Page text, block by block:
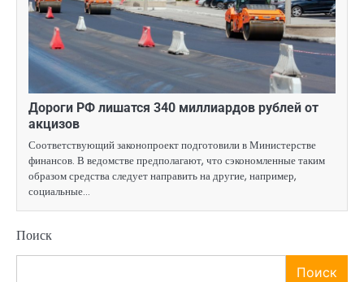
Дороги РФ лишатся 340 миллиардов рублей от
акцизов
Соответствующий законопроект подготовили в Министерстве
финансов. В ведомстве предполагают, что сэкономленные таким
образом средства следует направить на другие, например,
социальные…
Поиск
Поиск